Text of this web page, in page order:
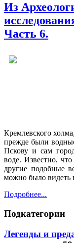
Из
Часть 6.
Кремлевского
прежде были
Пскову и сам
воде. Известно,
другие подобные
можно было видеть
Подробнее...
Подкатегории
Легенды и